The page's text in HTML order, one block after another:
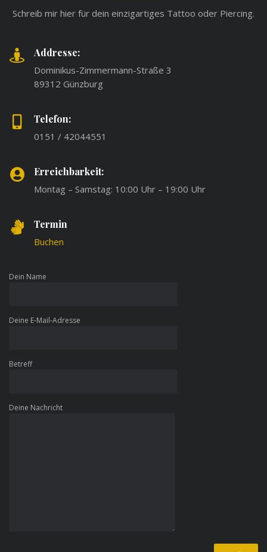
Schreib mir hier für dein einzigartiges Tattoo oder Piercing.
Addresse:
Dominikus-Zimmermann-Straße 3
89312 Günzburg
Telefon:
0151 / 42044551
Erreichbarkeit:
Montag – Samstag: 10:00 Uhr – 19:00 Uhr
Termin
Buchen
Dein Name
Deine E-Mail-Adresse
Betreff
Deine Nachricht